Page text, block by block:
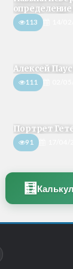
113
Алексей
111
Портрет
91
🧮